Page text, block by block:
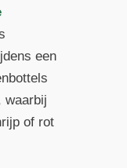
een
waarbij
of rot